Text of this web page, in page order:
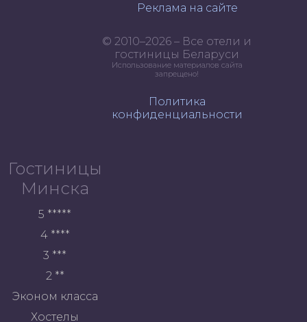
Реклама на сайте
© 2010–2026 – Все отели и
гостиницы Беларуси
Использование материалов сайта
запрещено!
Политика
конфиденциальности
Гостиницы
Минска
5 *****
4 ****
3 ***
2 **
Эконом класса
Хостелы